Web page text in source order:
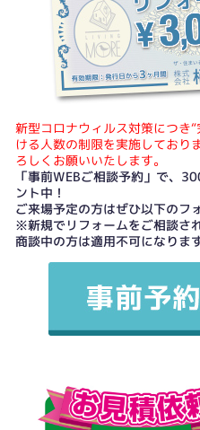
新型コロナウィルス対策につき
ける人数の制限を実施しており
ろしくお願いいたします。
「事前WEBご相談予約」で、
ント中！
ご来場予定の方はぜひ以下のフ
※新規でリフォームをご相談さ
商談中の方は適用不可になりま